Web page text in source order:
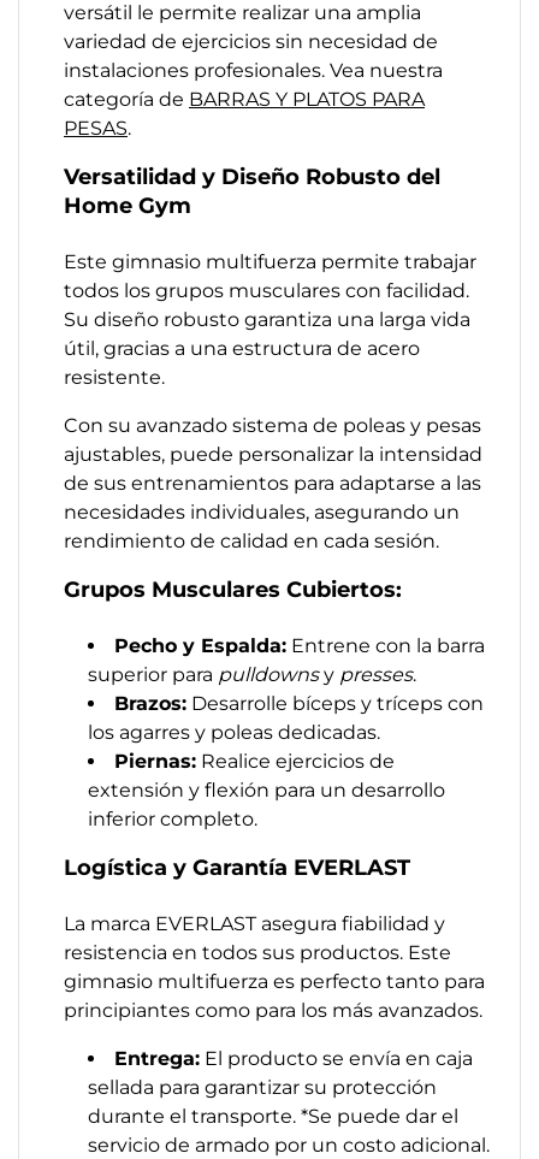
versátil le permite realizar una amplia
variedad de ejercicios sin necesidad de
instalaciones profesionales. Vea nuestra
categoría de BARRAS Y PLATOS PARA
PESAS.
Versatilidad y Diseño Robusto del
Home Gym
Este gimnasio multifuerza permite trabajar
todos los grupos musculares con facilidad.
Su diseño robusto garantiza una larga vida
útil, gracias a una estructura de acero
resistente.
Con su avanzado sistema de poleas y pesas
ajustables, puede personalizar la intensidad
de sus entrenamientos para adaptarse a las
necesidades individuales, asegurando un
rendimiento de calidad en cada sesión.
Grupos Musculares Cubiertos:
Pecho y Espalda: Entrene con la barra
superior para pulldownsy presses.
Brazos: Desarrolle bíceps y tríceps con
los agarres y poleas dedicadas.
Piernas: Realice ejercicios de
extensión y flexión para un desarrollo
inferior completo.
Logística y Garantía EVERLAST
La marca EVERLAST asegura fiabilidad y
resistencia en todos sus productos. Este
gimnasio multifuerza es perfecto tanto para
principiantes como para los más avanzados.
Entrega: El producto se envía en caja
sellada para garantizar su protección
durante el transporte. *Se puede dar el
servicio de armado por un costo adicional.